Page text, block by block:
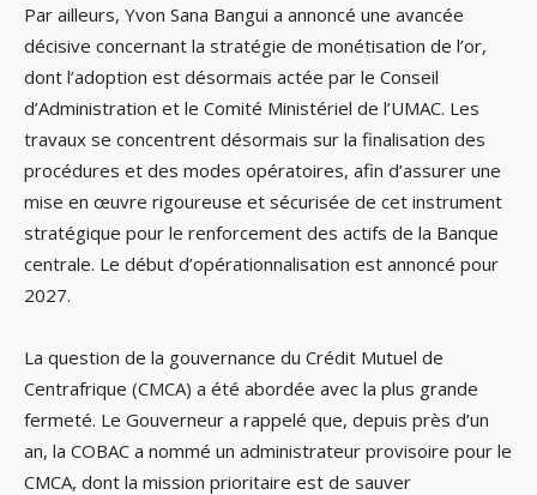
Par ailleurs, Yvon Sana Bangui a annoncé une avancée
décisive concernant la stratégie de monétisation de l’or,
dont l’adoption est désormais actée par le Conseil
d’Administration et le Comité Ministériel de l’UMAC. Les
travaux se concentrent désormais sur la finalisation des
procédures et des modes opératoires, afin d’assurer une
mise en œuvre rigoureuse et sécurisée de cet instrument
stratégique pour le renforcement des actifs de la Banque
centrale. Le début d’opérationnalisation est annoncé pour
2027.
La question de la gouvernance du Crédit Mutuel de
Centrafrique (CMCA) a été abordée avec la plus grande
fermeté. Le Gouverneur a rappelé que, depuis près d’un
an, la COBAC a nommé un administrateur provisoire pour le
CMCA, dont la mission prioritaire est de sauver